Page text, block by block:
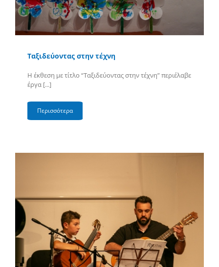
Ταξιδεύοντας στην τέχνη
Η έκθεση με τίτλο “Ταξιδεύοντας στην τέχνη” περιέλαβε
έργα [...]
Περισσότερα